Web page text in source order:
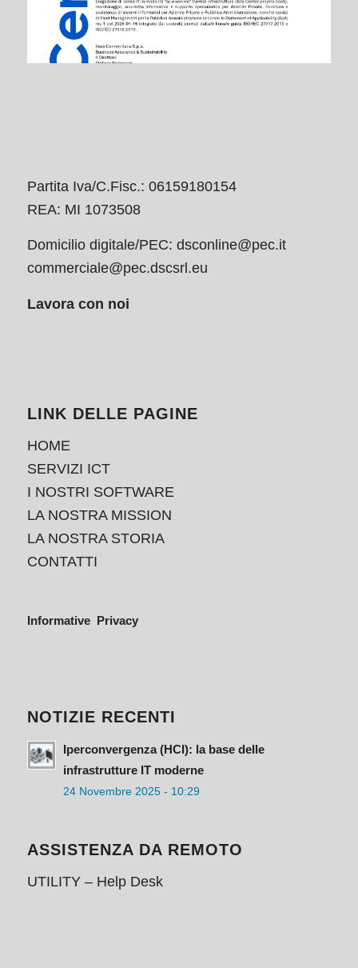
Partita Iva/C.Fisc.: 06159180154
REA: MI 1073508
Domicilio digitale/PEC: dsconline@pec.it
commerciale@pec.dscsrl.eu
Lavora con noi
LINK DELLE PAGINE
HOME
SERVIZI ICT
I NOSTRI SOFTWARE
LA NOSTRA MISSION
LA NOSTRA STORIA
CONTATTI
Informative Privacy
NOTIZIE RECENTI
Iperconvergenza (HCI): la base delle
infrastrutture IT moderne
24 Novembre 2025 - 10:29
ASSISTENZA DA REMOTO
UTILITY – Help Desk